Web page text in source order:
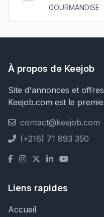
GOURMANDISE
À propos de Keejob
Site d'annonces et
Keejob.com est le
contact@keejob.com
(+216) 71 893 350
Liens rapides
Accueil